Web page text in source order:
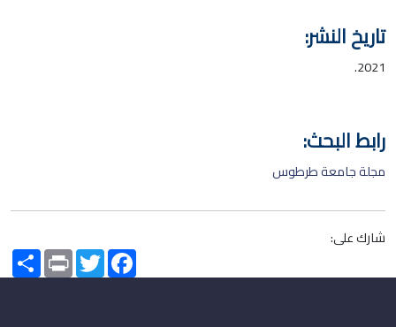
تاريخ النشر:
2021.
رابط البحث:
مجلة جامعة طرطوس
شارك على:
Share PrintTwitterFacebook